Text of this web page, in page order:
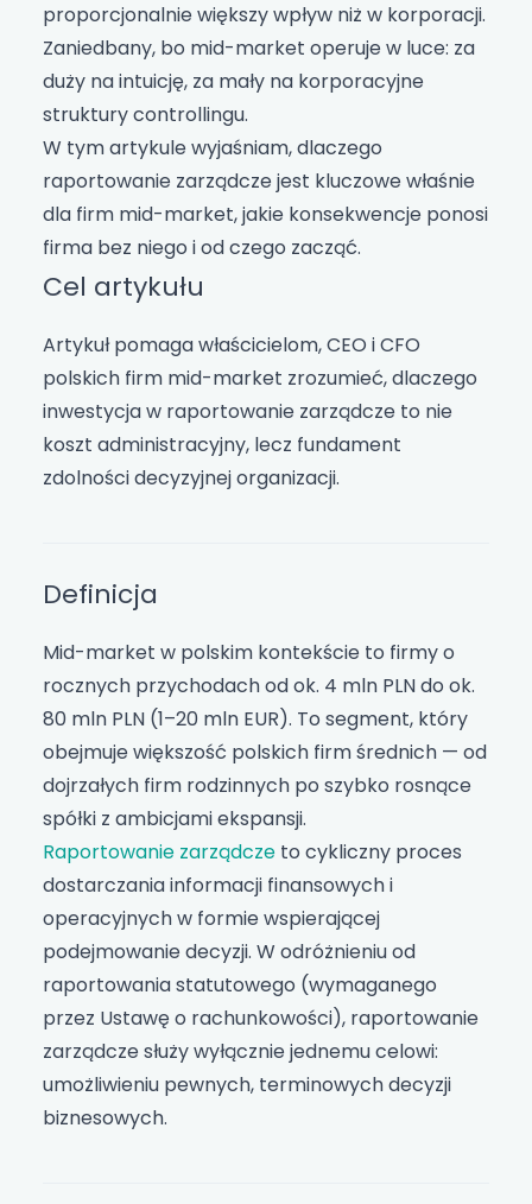
proporcjonalnie większy wpływ niż w korporacji.
Zaniedbany, bo mid-market operuje w luce: za
duży na intuicję, za mały na korporacyjne
struktury controllingu.
W tym artykule wyjaśniam, dlaczego
raportowanie zarządcze jest kluczowe właśnie
dla firm mid-market, jakie konsekwencje ponosi
firma bez niego i od czego zacząć.
Cel artykułu
Artykuł pomaga właścicielom, CEO i CFO
polskich firm mid-market zrozumieć, dlaczego
inwestycja w raportowanie zarządcze to nie
koszt administracyjny, lecz fundament
zdolności decyzyjnej organizacji.
Definicja
Mid-market w polskim kontekście to firmy o
rocznych przychodach od ok. 4 mln PLN do ok.
80 mln PLN (1–20 mln EUR). To segment, który
obejmuje większość polskich firm średnich — od
dojrzałych firm rodzinnych po szybko rosnące
spółki z ambicjami ekspansji.
Raportowanie zarządcze to cykliczny proces
dostarczania informacji finansowych i
operacyjnych w formie wspierającej
podejmowanie decyzji. W odróżnieniu od
raportowania statutowego (wymaganego
przez Ustawę o rachunkowości), raportowanie
zarządcze służy wyłącznie jednemu celowi:
umożliwieniu pewnych, terminowych decyzji
biznesowych.